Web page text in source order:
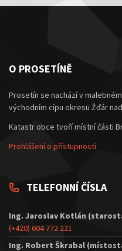
O PROSETÍNĚ
Prosetín se nachází v
východním cípu okresu Žďár
Katastr obce tvoří místní části
Prohlášení o přístupnosti
TELEFONNÍ ČÍSLA
Ing. Jaroslav Kotlán
(+420) 604 772 221
Ing. Robert Škrabal